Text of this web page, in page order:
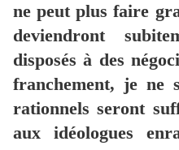
ne peut plus faire
deviendront
disposés à des
franchement, je ne
rationnels seront
aux idéologues